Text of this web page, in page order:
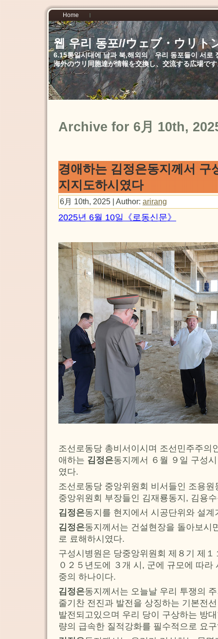
Home
웹 우리 동포//ウェブ・ウリト
6.15통일시대에 남과 북,해외의 우리 동포들이 서로
海外のウリ同胞達が情報を交換し、交流する広場で
Archive for 6月 10th,
경애하는 김정은동지께서 구
지지도하시였다
6月 10th, 2025 | Author: arirang
2025년 6월 10일《로동신문》
조선로동당 총비서이시며 조선민주주의
애하는 김정은동지께서 ６월 ９일 구성
였다.
조선로동당 중앙위원회 비서들인 조용
중앙위원회 부장들인 김재룡동지, 김용
김정은동지를 현지에서 시공단위와 설
김정은동지께서는 건설현장을 돌아보시
로 료해하시였다.
구성시병원은 당중앙위원회 제８기 제
０２５년도에 ３개 시, 군에 규모에 따
중의 하나이다.
김정은동지께서는 오늘날 우리 투쟁의
줄기찬 전진과 발전을 상징하는 기본전
발전되고있으며 우리 당이 구상하는 방
량의 급속한 질적강화를 필수적으로 요